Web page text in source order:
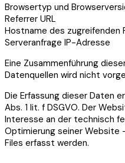
Browsertyp und
Referrer URL
Hostname des zugreifenden
Serveranfrage IP-Adresse
Eine Zusammenführung
Datenquellen wird nicht
Die Erfassung dieser Daten
Abs. 1 lit. f DSGVO. Der
Interesse an der technisch
Optimierung seiner Website
Files erfasst werden.